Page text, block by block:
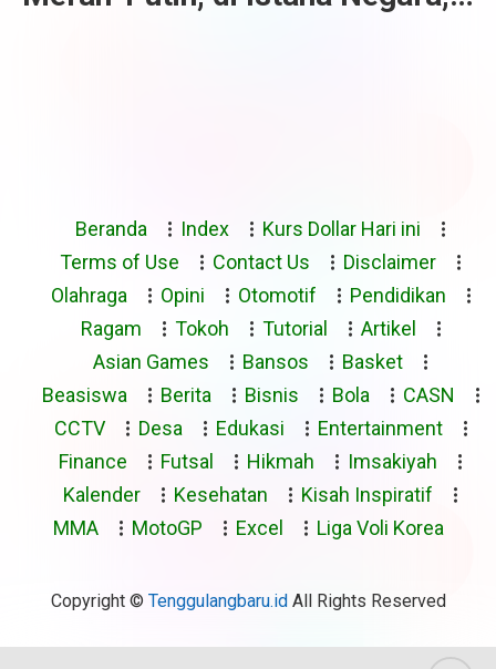
Beranda Index
Kurs Dollar Hari ini
Terms of Use
Contact Us
Disclaimer
Olahraga
Opini Otomotif
Pendidikan
Ragam
Tokoh Tutorial
Artikel
Asian Games
Bansos
Basket
Beasiswa
Berita Bisnis Bola
CASN
CCTV
Desa Edukasi
Entertainment
Finance
Futsal Hikmah
Imsakiyah
Kalender
Kesehatan
Kisah Inspiratif
MMA
MotoGP Excel Liga Voli Korea
Copyright © Tenggulangbaru.idAll Rights Reserved